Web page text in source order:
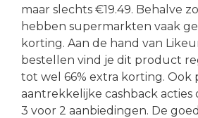
maar slechts €19.49. Behalve
hebben supermarkten vaak
korting. Aan de hand van
bestellen vind je dit product
tot wel 66% extra korting. Ook
aantrekkelijke cashback acties
3 voor 2 aanbiedingen. De